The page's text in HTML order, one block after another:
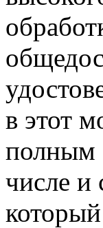
в этот
полным
числе и